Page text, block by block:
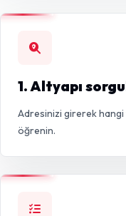
1. Altyapı
Adresinizi girerek
öğrenin.